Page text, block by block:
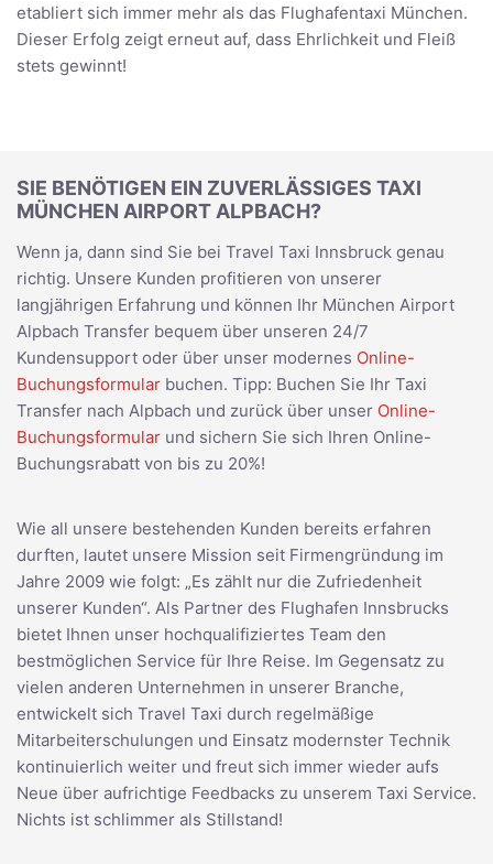
etabliert sich immer mehr als das Flughafentaxi München.
Dieser Erfolg zeigt erneut auf, dass Ehrlichkeit und Fleiß
stets gewinnt!
SIE BENÖTIGEN EIN ZUVERLÄSSIGES TAXI
MÜNCHEN AIRPORT ALPBACH?
Wenn ja, dann sind Sie bei Travel Taxi Innsbruck genau
richtig. Unsere Kunden profitieren von unserer
langjährigen Erfahrung und können Ihr München Airport
Alpbach Transfer bequem über unseren 24/7
Kundensupport oder über unser modernes Online-
Buchungsformular buchen. Tipp: Buchen Sie Ihr Taxi
Transfer nach Alpbach und zurück über unser Online-
Buchungsformular und sichern Sie sich Ihren Online-
Buchungsrabatt von bis zu 20%!
Wie all unsere bestehenden Kunden bereits erfahren
durften, lautet unsere Mission seit Firmengründung im
Jahre 2009 wie folgt: „Es zählt nur die Zufriedenheit
unserer Kunden“. Als Partner des Flughafen Innsbrucks
bietet Ihnen unser hochqualifiziertes Team den
bestmöglichen Service für Ihre Reise. Im Gegensatz zu
vielen anderen Unternehmen in unserer Branche,
entwickelt sich Travel Taxi durch regelmäßige
Mitarbeiterschulungen und Einsatz modernster Technik
kontinuierlich weiter und freut sich immer wieder aufs
Neue über aufrichtige Feedbacks zu unserem Taxi Service.
Nichts ist schlimmer als Stillstand!